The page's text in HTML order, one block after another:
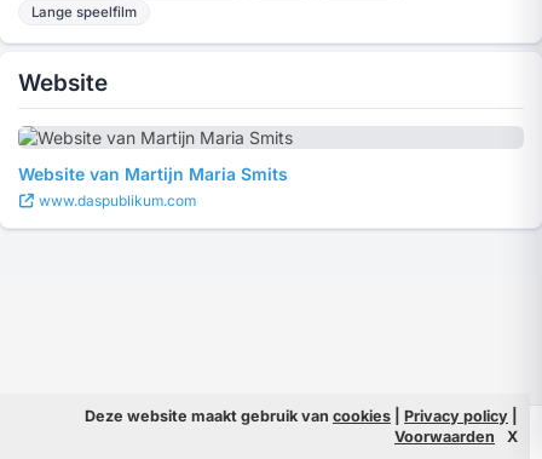
Lange speelfilm
Website
Website van Martijn Maria Smits
www.daspublikum.com
Info
Deze website maakt gebruik van cookies Privacy policy
Voorwaarden
X